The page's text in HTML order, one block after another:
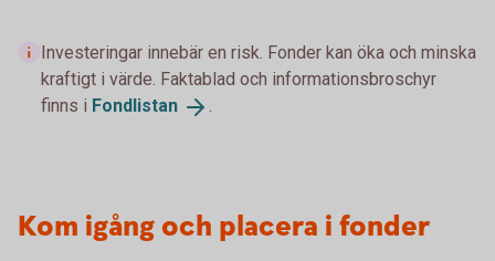
Investeringar innebär en risk. Fonder kan öka och minska
kraftigt i värde. Faktablad och informationsbroschyr
finns i Fondlistan .
Kom igång och placera i fonder